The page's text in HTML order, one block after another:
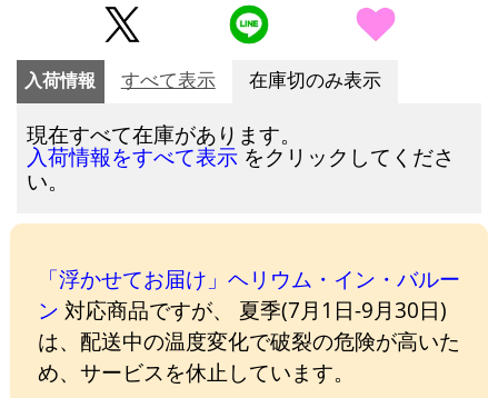
入荷情報 すべて表示 在庫切のみ表示
現在すべて在庫があります。
入荷情報をすべて表示 をクリックしてくださ
い。
「浮かせてお届け」ヘリウム・イン・バルー
ン 対応商品ですが、 夏季(7月1日-9月30日)
は、配送中の温度変化で破裂の危険が高いた
め、サービスを休止しています。